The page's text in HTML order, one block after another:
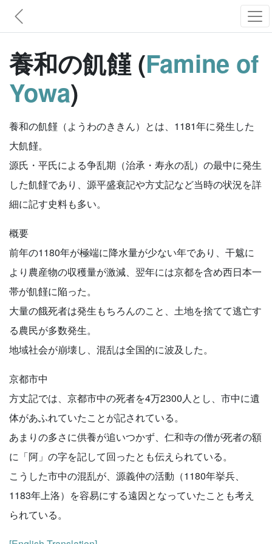
養和の飢饉 (Famine of
Yowa)
養和の飢饉（ようわのききん）とは、1181年に発生した
大飢饉。
源氏・平氏による争乱期（治承・寿永の乱）の最中に発生
した飢饉であり、源平盛衰記や方丈記など当時の状況を詳
細に記す史料も多い。
概要
前年の1180年が極端に降水量が少ない年であり、干魃に
より農産物の収穫量が激減、翌年には京都を含め西日本一
帯が飢饉に陥った。
大量の餓死者は発生もちろんのこと、土地を捨てて逃亡す
る農民が多数発生。
地域社会が崩壊し、混乱は全国的に波及した。
京都市中
方丈記では、京都市中の死者を4万2300人とし、市中に遺
体があふれていたことが記されている。
あまりの多さに供養が追いつかず、仁和寺の僧が死者の額
に「阿」の字を記して回ったとも伝えられている。
こうした市中の混乱が、源義仲の活動（1180年挙兵、
1183年上洛）を容易にする遠因となっていたことも考え
られている。